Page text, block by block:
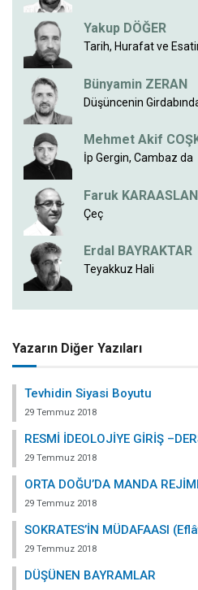
Yakup DÖĞER
Tarih, Hurafat ve
Bünyamin ZERAN
Düşüncenin
Mehmet Akif
İp Gergin, Cambaz da
Faruk KARAASLAN
Çeç
Erdal BAYRAKTAR
Teyakkuz Hali
Yazarın Diğer Yazıları
Tevhidin Siyasi Boyutu
29 Temmuz 2018
RESMİ İDEOLOJİYE GİRİŞ
29 Temmuz 2018
ORTA DOĞU’DA MANDA
29 Temmuz 2018
SOKRATES’İN MÜDAFAASI
29 Temmuz 2018
DÜŞÜNEN BAYRAMLAR